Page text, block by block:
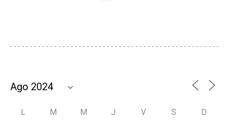
L M M J V S D